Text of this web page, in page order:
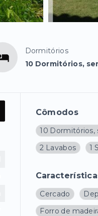
Dormitórios
10 Dormitórios,
Cômodos
10 Dormitórios,
2 Lavabos
1
Cercado
Forro de